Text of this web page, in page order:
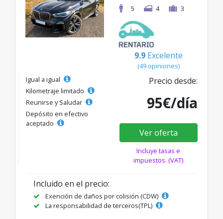
5
4 3
9.9 Excelente
(49 opiniones)
Igual a igual
Kilometraje limitado
Reunirse y Saludar
Depósito en efectivo
aceptado
Precio desde:
95€/día
Ver oferta
Incluye tasas e
impuestos. (VAT)
Incluido en el precio:
Exención de daños por colisión (CDW)
La responsabilidad de terceros(TPL)